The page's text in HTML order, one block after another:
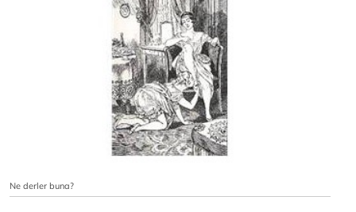
Ne derler buna?